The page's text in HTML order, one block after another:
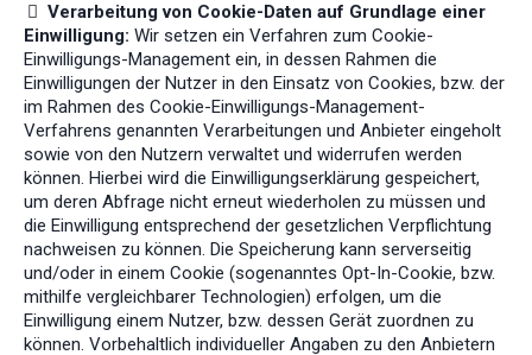
Verarbeitung von Cookie-Daten auf Grundlage einer
Einwilligung:Wir setzen ein Verfahren zum Cookie-
Einwilligungs-Management ein, in dessen Rahmen die
Einwilligungen der Nutzer in den Einsatz von Cookies, bzw. der
im Rahmen des Cookie-Einwilligungs-Management-
Verfahrens genannten Verarbeitungen und Anbieter eingeholt
sowie von den Nutzern verwaltet und widerrufen werden
können. Hierbei wird die Einwilligungserklärung gespeichert,
um deren Abfrage nicht erneut wiederholen zu müssen und
die Einwilligung entsprechend der gesetzlichen Verpflichtung
nachweisen zu können. Die Speicherung kann serverseitig
und/oder in einem Cookie (sogenanntes Opt-In-Cookie, bzw.
mithilfe vergleichbarer Technologien) erfolgen, um die
Einwilligung einem Nutzer, bzw. dessen Gerät zuordnen zu
können. Vorbehaltlich individueller Angaben zu den Anbietern